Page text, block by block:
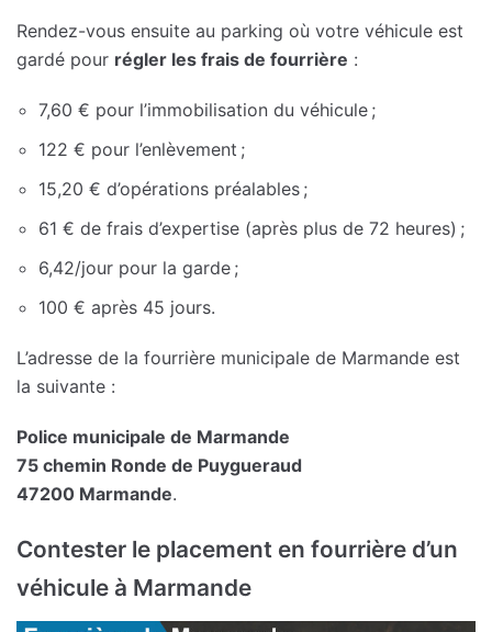
Rendez-vous ensuite au parking où votre véhicule est
gardé pour régler les frais de fourrière :
7,60 € pour l’immobilisation du véhicule ;
122 € pour l’enlèvement ;
15,20 € d’opérations préalables ;
61 € de frais d’expertise (après plus de 72 heures) ;
6,42/jour pour la garde ;
100 € après 45 jours.
L’adresse de la fourrière municipale de Marmande est
la suivante :
Police municipale de Marmande
75 chemin Ronde de Puygueraud
47200 Marmande.
Contester le placement en fourrière d’un
véhicule à Marmande